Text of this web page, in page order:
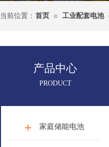
当前位置： 首页 ⊙ 工业配套电池
家庭储能电池
PRODUCT
产品中心